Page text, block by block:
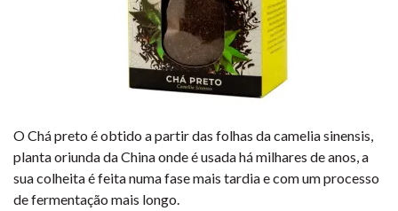
O Chá preto é obtido a partir das folhas da camelia sinensis,
planta oriunda da China onde é usada há milhares de anos, a
sua colheita é feita numa fase mais tardia e com um processo
de fermentação mais longo.